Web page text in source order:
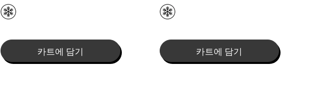
카트에 담기 카트에 담기